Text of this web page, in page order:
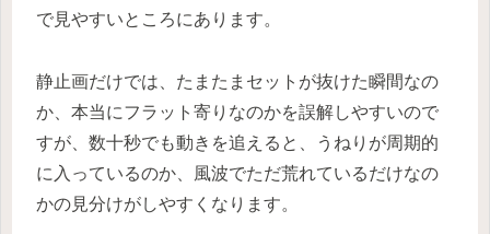
で見やすいところにあります。
静止画だけでは、たまたまセットが抜けた瞬間なの
か、本当にフラット寄りなのかを誤解しやすいので
すが、数十秒でも動きを追えると、うねりが周期的
に入っているのか、風波でただ荒れているだけなの
かの見分けがしやすくなります。